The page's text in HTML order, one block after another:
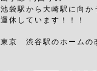
池袋駅から大崎駅に向か
運休しています！！！
東京 渋谷駅のホームの